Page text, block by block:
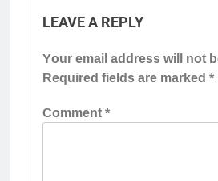
LEAVE A REPLY
Your email address will not
Required fields are marked*
Comment*